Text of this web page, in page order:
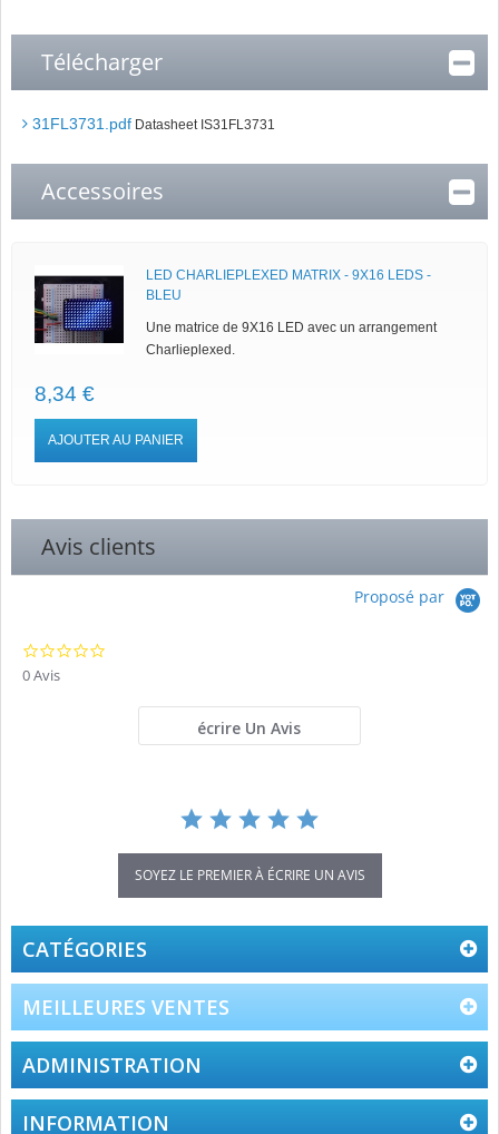
Télécharger
31FL3731.pdf Datasheet IS31FL3731
Accessoires
LED CHARLIEPLEXED MATRIX - 9X16 LEDS -
BLEU
Une matrice de 9X16 LED avec un arrangement
Charlieplexed.
8,34 €
AJOUTER AU PANIER
Avis clients
Proposé par
0 Avis
écrire Un Avis
SOYEZ LE PREMIER À ÉCRIRE UN AVIS
CATÉGORIES
MEILLEURES VENTES
ADMINISTRATION
INFORMATION